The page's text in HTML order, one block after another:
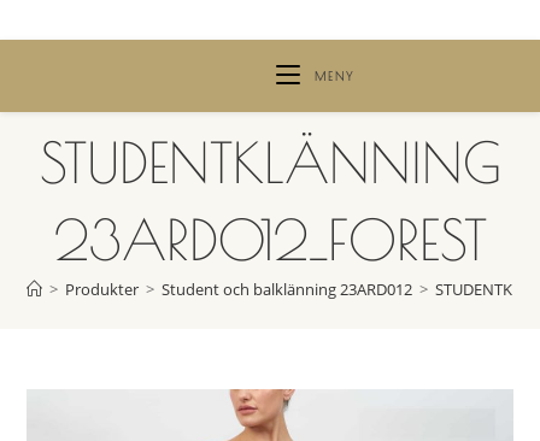
MENY
STUDENTKLÄNNING
23ARD012_FOREST
> Produkter > Student och balklänning 23ARD012 >